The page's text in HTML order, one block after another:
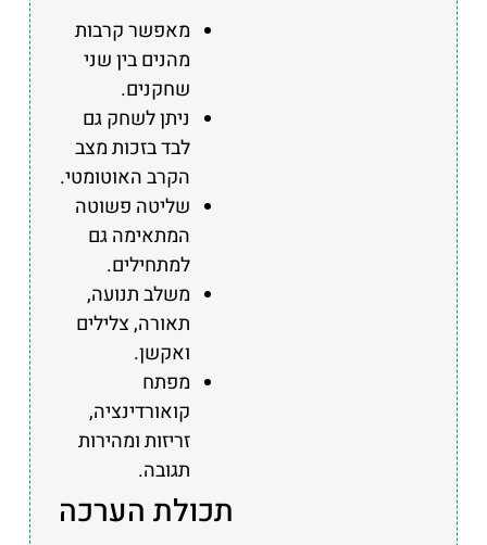
מאפשר קרבות
מהנים בין שני
שחקנים.
ניתן לשחק גם
לבד בזכות מצב
הקרב האוטומטי.
שליטה פשוטה
המתאימה גם
למתחילים.
משלב תנועה,
תאורה, צלילים
ואקשן.
מפתח
קואורדינציה,
זריזות ומהירות
תגובה.
תכולת הערכה